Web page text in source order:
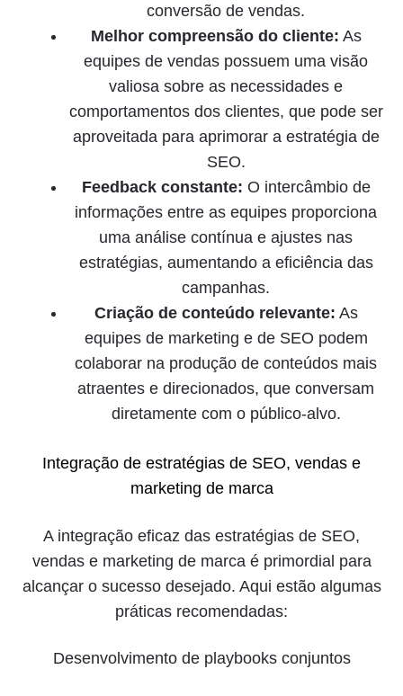
conversão de vendas.
Melhor compreensão do cliente: As
equipes de vendas possuem uma visão
valiosa sobre as necessidades e
comportamentos dos clientes, que pode ser
aproveitada para aprimorar a estratégia de
SEO.
Feedback constante: O intercâmbio de
informações entre as equipes proporciona
uma análise contínua e ajustes nas
estratégias, aumentando a eficiência das
campanhas.
Criação de conteúdo relevante: As
equipes de marketing e de SEO podem
colaborar na produção de conteúdos mais
atraentes e direcionados, que conversam
diretamente com o público-alvo.
Integração de estratégias de SEO, vendas e
marketing de marca
A integração eficaz das estratégias de SEO,
vendas e marketing de marca é primordial para
alcançar o sucesso desejado. Aqui estão algumas
práticas recomendadas:
Desenvolvimento de playbooks conjuntos